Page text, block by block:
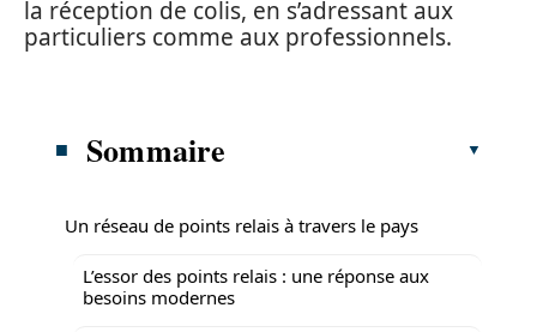
la réception de colis, en s’adressant aux
particuliers comme aux professionnels.
Sommaire
Un réseau de points relais à travers le pays
L’essor des points relais : une réponse aux
besoins modernes